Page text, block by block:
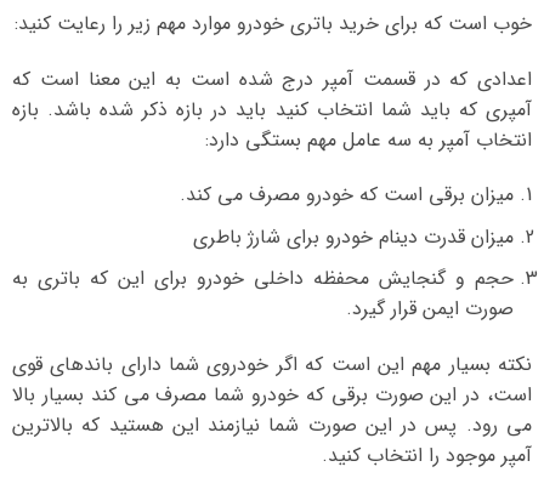
خوب است که برای خرید باتری خودرو موارد مهم زیر را رعایت کنید:
اعدادی که در قسمت آمپر درج شده است به این معنا است که
آمپری که باید شما انتخاب کنید باید در بازه ذکر شده باشد. بازه
انتخاب آمپر به سه عامل مهم بستگی دارد:
میزان برقی است که خودرو مصرف می کند.
میزان قدرت دینام خودرو برای شارژ باطری
حجم و گنجایش محفظه داخلی خودرو برای این که باتری به
صورت ایمن قرار گیرد.
نکته بسیار مهم این است که اگر خودروی شما دارای باندهای قوی
است، در این صورت برقی که خودرو شما مصرف می کند بسیار بالا
می رود. پس در این صورت شما نیازمند این هستید که بالاترین
آمپر موجود را انتخاب کنید.